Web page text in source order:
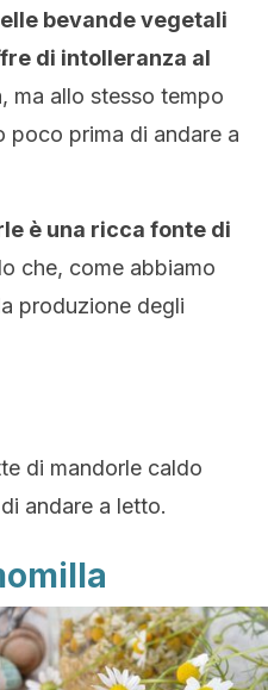
bevande vegetali
di intolleranza al
ma allo stesso tempo
prima di andare a
è una ricca fonte di
che, come abbiamo
produzione degli
di mandorle caldo
andare a letto.